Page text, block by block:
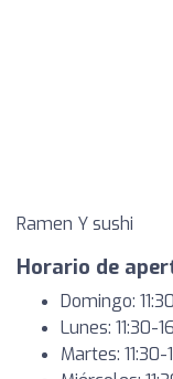
Ramen Y sushi
Horario de
Domingo:
Lunes: 11:30-
Martes: